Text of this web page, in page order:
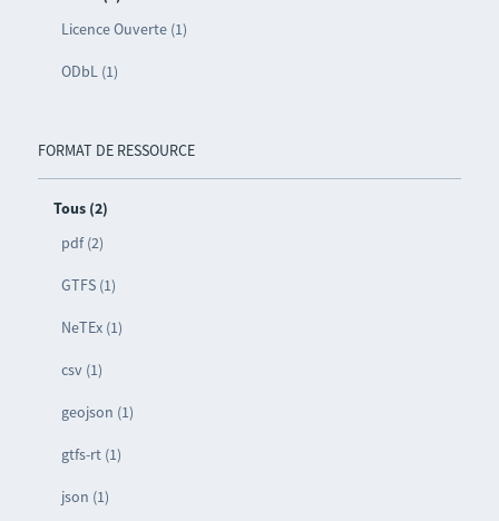
Licence Ouverte (1)
ODbL (1)
FORMAT DE RESSOURCE
Tous (2)
pdf (2)
GTFS (1)
NeTEx (1)
csv (1)
geojson (1)
gtfs-rt (1)
json (1)